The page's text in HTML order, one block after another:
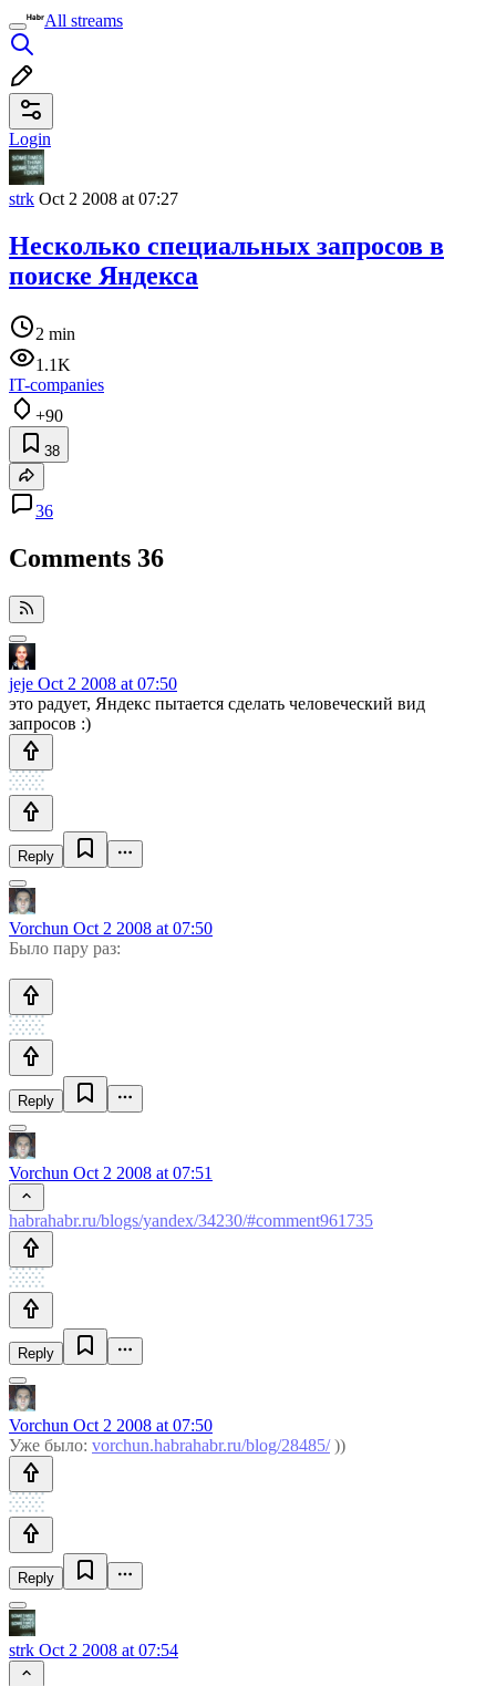
All streams
Login
strk Oct 2 2008 at 07:27
Несколько специальных запросов в
поиске Яндекса
2 min
1.1K
IT-companies
+90
38
36
Comments 36
jeje Oct 2 2008 at 07:50
это радует, Яндекс пытается сделать человеческий вид
запросов :)
Reply
Vorchun Oct 2 2008 at 07:50
Было пару раз:
Reply
Vorchun Oct 2 2008 at 07:51
habrahabr.ru/blogs/yandex/34230/#comment961735
Reply
Vorchun Oct 2 2008 at 07:50
Уже было: vorchun.habrahabr.ru/blog/28485/))
Reply
strk Oct 2 2008 at 07:54